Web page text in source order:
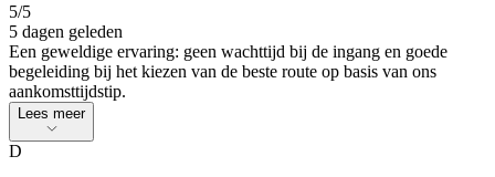
5/5
5 dagen geleden
Een geweldige ervaring: geen wachttijd bij de ingang en goede
begeleiding bij het kiezen van de beste route op basis van ons
aankomsttijdstip.
Lees meer
D